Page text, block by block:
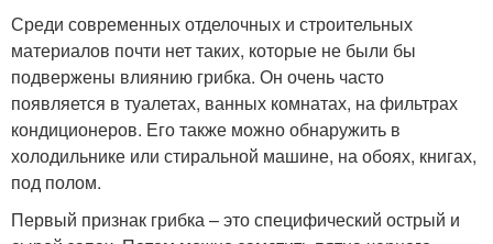
Среди современных отделочных и строительных
материалов почти нет таких, которые не были бы
подвержены влиянию грибка. Он очень часто
появляется в туалетах, ванных комнатах, на фильтрах
кондиционеров. Его также можно обнаружить в
холодильнике или стиральной машине, на обоях, книгах,
под полом.
Первый признак грибка – это специфический острый и